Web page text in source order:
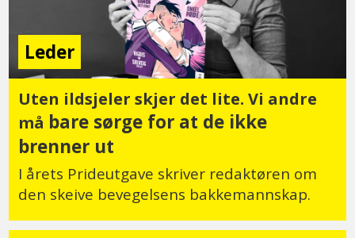
Leder
Uten ildsjeler skjer det lite. Vi andre
må bare sørge for at de ikke
brenner ut
I årets Prideutgave skriver redaktøren om
den skeive bevegelsens bakkemannskap.